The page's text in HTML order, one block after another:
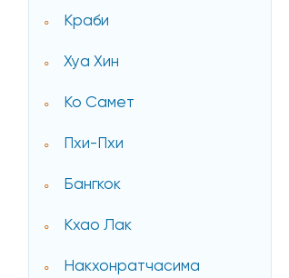
Краби
Хуа Хин
Ко Самет
Пхи-Пхи
Бангкок
Кхао Лак
Накхонратчасима